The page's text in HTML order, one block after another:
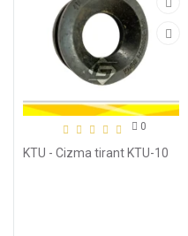
0
KTU - Cizma tirant KTU-10